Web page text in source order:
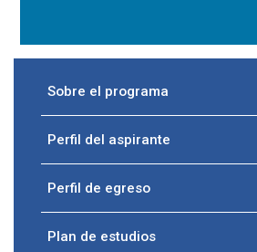
Sobre el programa
Perfil del aspirante
Perfil de egreso
Plan de estudios